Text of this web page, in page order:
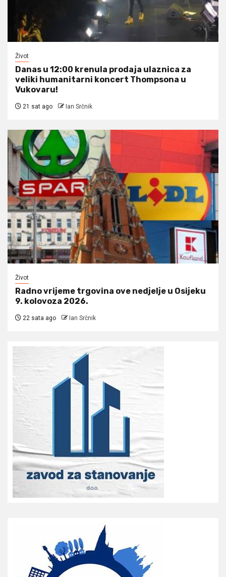
Život
Danas u 12:00 krenula prodaja ulaznica za
veliki humanitarni koncert Thompsona u
Vukovaru!
21 sat ago Ian Srčnik
Život
Radno vrijeme trgovina ove nedjelje u Osijeku
9. kolovoza 2026.
22 sata ago Ian Srčnik